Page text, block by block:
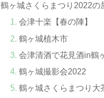
鶴ヶ城さくらまつり2022の
会津十楽【春の陣】
鶴ヶ城植木市
会津清酒で花見酒in鶴
鶴ヶ城撮影会2022
鶴ヶ城さくらまつり大